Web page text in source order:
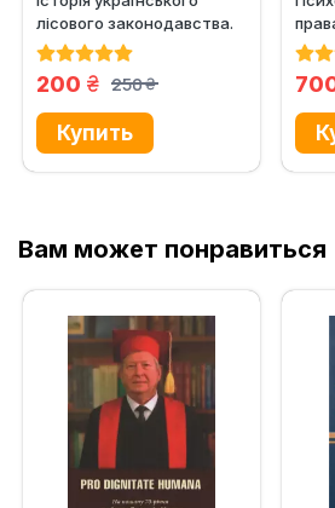
лісового законодавства.
Часи визвольних змагань
та...
250
грн.
200 грн.
Вам может понравиться